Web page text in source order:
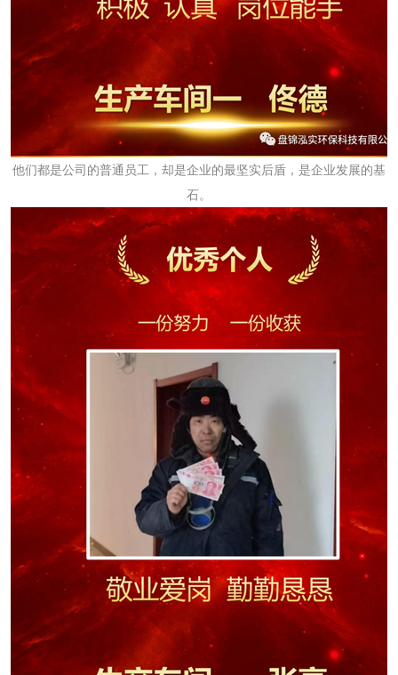
他们都是公司的普通员工，却是企业的最坚实后盾，是企业发展的基
石。